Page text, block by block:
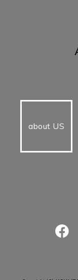
about US